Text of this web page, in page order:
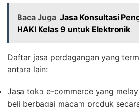
Baca Juga Jasa Konsultasi
HAKI Kelas 9 untuk Elektronik
Daftar jasa perdagangan yang
antara lain:
Jasa toko e-commerce yang
beli berbagai macam produk